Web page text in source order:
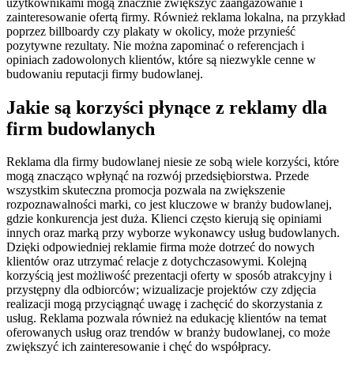
zainteresowanie ofertą firmy. Również reklama lokalna, na przykład
poprzez billboardy czy plakaty w okolicy, może przynieść
pozytywne rezultaty. Nie można zapominać o referencjach i
opiniach zadowolonych klientów, które są niezwykle cenne w
budowaniu reputacji firmy budowlanej.
Jakie są korzyści płynące z reklamy dla
firm budowlanych
Reklama dla firmy budowlanej niesie ze sobą wiele korzyści, które
mogą znacząco wpłynąć na rozwój przedsiębiorstwa. Przede
wszystkim skuteczna promocja pozwala na zwiększenie
rozpoznawalności marki, co jest kluczowe w branży budowlanej,
gdzie konkurencja jest duża. Klienci często kierują się opiniami
innych oraz marką przy wyborze wykonawcy usług budowlanych.
Dzięki odpowiedniej reklamie firma może dotrzeć do nowych
klientów oraz utrzymać relacje z dotychczasowymi. Kolejną
korzyścią jest możliwość prezentacji oferty w sposób atrakcyjny i
przystępny dla odbiorców; wizualizacje projektów czy zdjęcia
realizacji mogą przyciągnąć uwagę i zachęcić do skorzystania z
usług. Reklama pozwala również na edukację klientów na temat
oferowanych usług oraz trendów w branży budowlanej, co może
zwiększyć ich zainteresowanie i chęć do współpracy.